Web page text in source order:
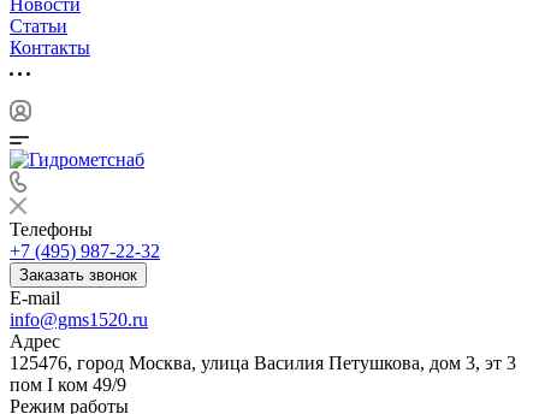
Новости
Статьи
Контакты
Телефоны
+7 (495) 987-22-32
Заказать звонок
E-mail
info@gms1520.ru
Адрес
125476, город Москва, улица Василия Петушкова, дом 3, эт 3
пом I ком 49/9
Режим работы